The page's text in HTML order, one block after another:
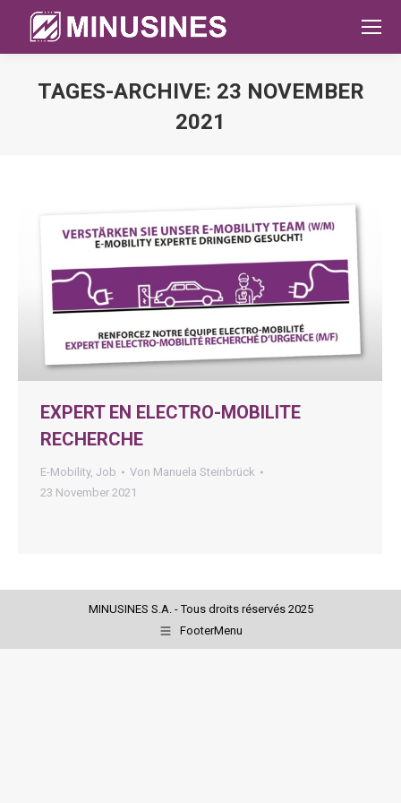
TAGES-ARCHIVE: 23 NOVEMBER
2021
EXPERT EN ELECTRO-MOBILITE
RECHERCHE
E-Mobility, Job Von Manuela Steinbrück
23 November 2021
MINUSINES S.A. - Tous droits réservés 2025
FooterMenu